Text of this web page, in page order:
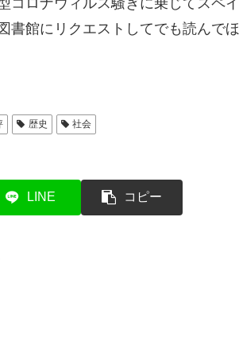
ロナウィルス騒ぎに乗じてスペイ
書館にリクエストしてでも読んでほ
歴史 社会
LINE コピー